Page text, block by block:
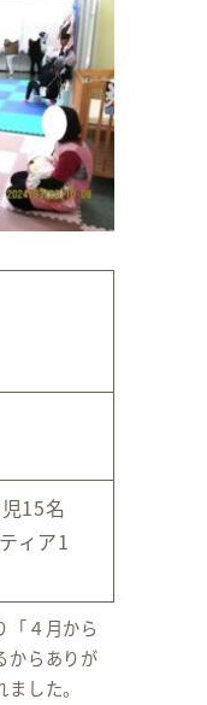
15名
ィア1
「４月から
からありが
した。